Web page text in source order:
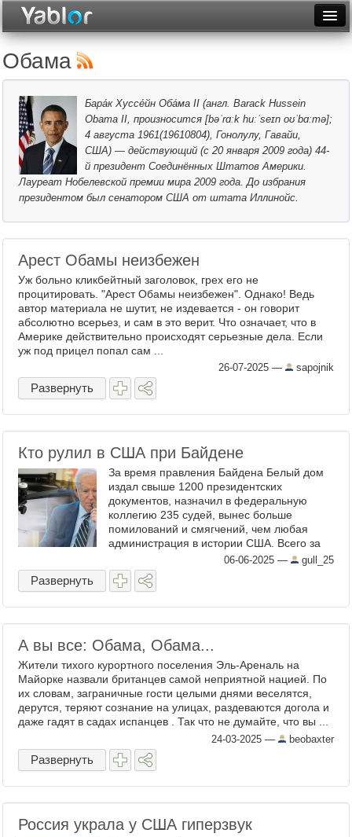
Неделя
Месяц
Рейтинги
Архив
Фототоп
Обама
Бара́к Хуссе́йн Оба́ма II (англ. Barack Hussein
Obama II, произносится [bəˈrɑːk huːˈseɪn oʊˈbɑːmə];
4 августа 1961(19610804), Гонолулу, Гавайи,
США) — действующий (с 20 января 2009 года) 44-
й президент Соединённых Штатов Америки.
Лауреат Нобелевской премии мира 2009 года. До избрания
президентом был сенатором США от штата Иллинойс.
Арест Обамы неизбежен
Уж больно кликбейтный заголовок, грех его не
процитировать. "Арест Обамы неизбежен". Однако! Ведь
автор материала не шутит, не издевается - он говорит
абсолютно всерьез, и сам в это верит. Что означает, что в
Америке действительно происходят серьезные дела. Если
уж под прицел попал сам ...
26-07-2025 — sapojnik
Развернуть
Кто рулил в США при Байдене
За время правления Байдена Белый дом
издал свыше 1200 президентских
документов, назначил в федеральную
коллегию 235 судей, вынес больше
помилований и смягчений, чем любая
администрация в истории США. Всего за
два дня до Рождества 2024 года Байден
смягчил приговоры 37 из 40 самых ...
06-06-2025 — gull_25
Развернуть
А вы все: Обама, Обама...
Жители тихого курортного поселения Эль-Ареналь на
Майорке назвали британцев самой неприятной нацией. По
их словам, заграничные гости целыми днями веселятся,
дерутся, теряют сознание на улицах, раздеваются догола и
даже гадят в садах испанцев . Так что не думайте, что вы ...
24-03-2025 — beobaxter
Развернуть
Россия украла у США гиперзвук